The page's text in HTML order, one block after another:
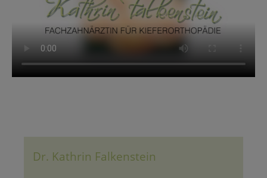
Dr. Kathrin Falkenstein